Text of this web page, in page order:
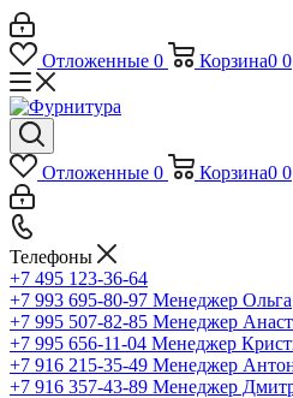
Отложенные 0 Корзина0 0
Отложенные 0 Корзина0 0
Телефоны
+7 495 123-36-64
+7 993 695-80-97 Менеджер Ольга
+7 995 507-82-85 Менеджер
+7 995 656-11-04 Менеджер
+7 916 215-35-49 Менеджер
+7 916 357-43-89 Менеджер